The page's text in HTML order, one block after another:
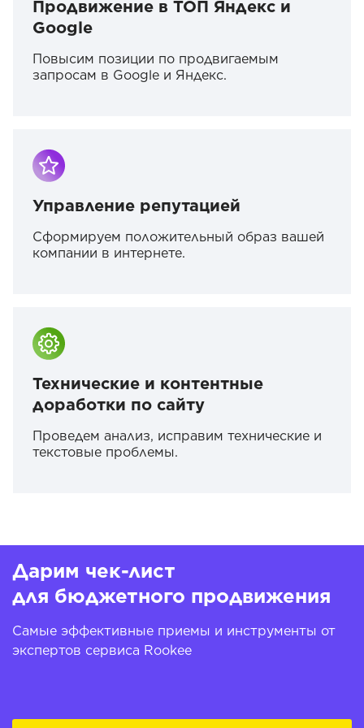
Продвижение в ТОП Яндекс и
Google
Повысим позиции по продвигаемым
запросам в Google и Яндекс.
Управление репутацией
Сформируем положительный образ вашей
компании в интернете.
Технические и контентные
доработки по сайту
Проведем анализ, исправим технические и
текстовые проблемы.
Дарим чек-лист
для бюджетного продвижения
Самые эффективные приемы и инструменты от
экспертов сервиса Rookee